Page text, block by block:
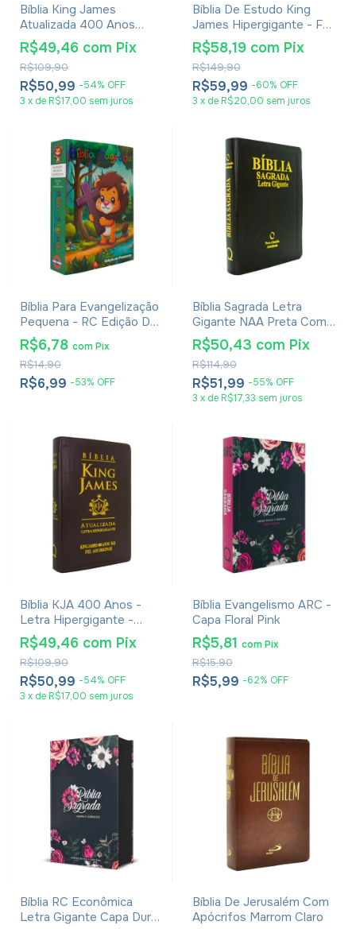
Bíblia King James
Atualizada 400 Anos
Letra Hipergigante -
Média Luxo Preta
R$50,99 -54% OFF
R$109,90
R$49,46 com Pix
3 x de R$17,00 sem juros
Bíblia De Estudo King
James Hipergigante - Full
Color - Capa Dura
Vintage
R$59,99 -60% OFF
R$149,90
R$58,19 com Pix
3 x de R$20,00 sem juros
Bíblia Para Evangelização
Pequena - RC Edição De
Promessas - Capa
Infantil
R$6,99 -53% OFF
R$14,90
R$6,78 comPix
Bíblia Sagrada Letra
Gigante NAA Preta Com
Índice
R$51,99 -55% OFF
R$114,90
R$50,43 com Pix
3 x de R$17,33 sem juros
Bíblia KJA 400 Anos -
Letra Hipergigante -
Capa Luxo Marrom
R$50,99 -54% OFF
R$109,90
R$49,46 com Pix
3 x de R$17,00 sem juros
Bíblia Evangelismo ARC -
Capa Floral Pink
R$5,99 -62% OFF
R$15,90
R$5,81 com Pix
Bíblia RC Econômica
Letra Gigante Capa Dura
Bíblia De Jerusalém Com
Apócrifos Marrom Claro